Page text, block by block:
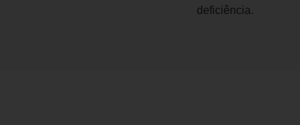
deficiência.